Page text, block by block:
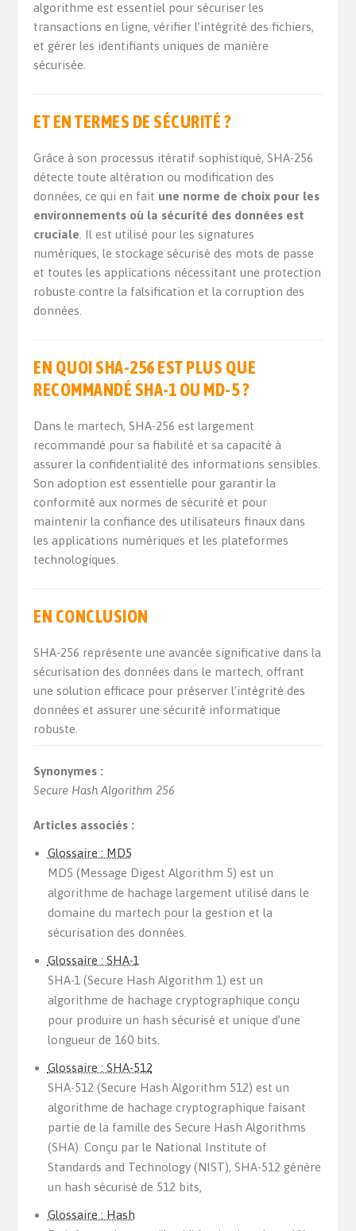
algorithme est essentiel pour sécuriser les
transactions en ligne, vérifier l’intégrité des fichiers,
et gérer les identifiants uniques de manière
sécurisée.
ET EN TERMES DE SÉCURITÉ ?
Grâce à son processus itératif sophistiqué, SHA-256
détecte toute altération ou modification des
données, ce qui en fait une norme de choix pour les
environnements où la sécurité des données est
cruciale . Il est utilisé pour les signatures
numériques, le stockage sécurisé des mots de passe
et toutes les applications nécessitant une protection
robuste contre la falsification et la corruption des
données.
EN QUOI SHA-256 EST PLUS QUE
RECOMMANDÉ SHA-1 OU MD-5 ?
Dans le martech, SHA-256 est largement
recommandé pour sa fiabilité et sa capacité à
assurer la confidentialité des informations sensibles.
Son adoption est essentielle pour garantir la
conformité aux normes de sécurité et pour
maintenir la confiance des utilisateurs finaux dans
les applications numériques et les plateformes
technologiques.
EN CONCLUSION
SHA-256 représente une avancée significative dans la
sécurisation des données dans le martech, offrant
une solution efficace pour préserver l’intégrité des
données et assurer une sécurité informatique
robuste.
Synonymes :
Secure Hash Algorithm 256
Articles associés :
Glossaire : MD5
MD5 (Message Digest Algorithm 5) est un
algorithme de hachage largement utilisé dans le
domaine du martech pour la gestion et la
sécurisation des données.
Glossaire : SHA-1
SHA-1 (Secure Hash Algorithm 1) est un
algorithme de hachage cryptographique conçu
pour produire un hash sécurisé et unique d’une
longueur de 160 bits.
Glossaire : SHA-512
SHA-512 (Secure Hash Algorithm 512) est un
algorithme de hachage cryptographique faisant
partie de la famille des Secure Hash Algorithms
(SHA). Conçu par le National Institute of
Standards and Technology (NIST), SHA-512 génère
un hash sécurisé de 512 bits,
Glossaire : Hash